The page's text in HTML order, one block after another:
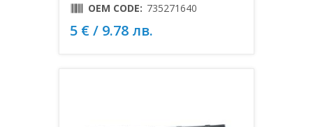
OEM CODE: 735271640
5 € / 9.78 лв.